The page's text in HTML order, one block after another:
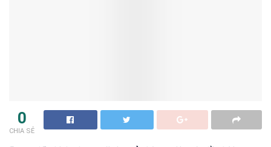
0
CHIA SẺ